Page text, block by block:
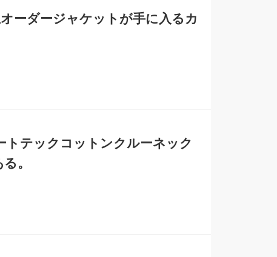
ーダージャケットが手に入るカ
トテックコットンクルーネック
。